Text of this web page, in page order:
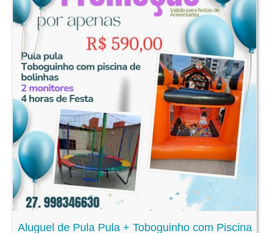
Aluguel de Pula Pula + Toboguinho com Piscina